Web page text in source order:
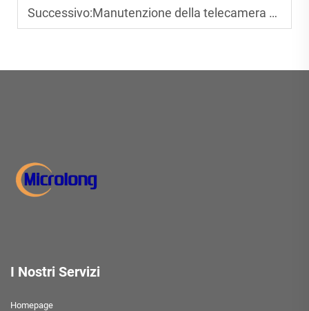
Successivo:Manutenzione della telecamera endoscopica portatile: consigli e trucchi
I Nostri Servizi
Homepage